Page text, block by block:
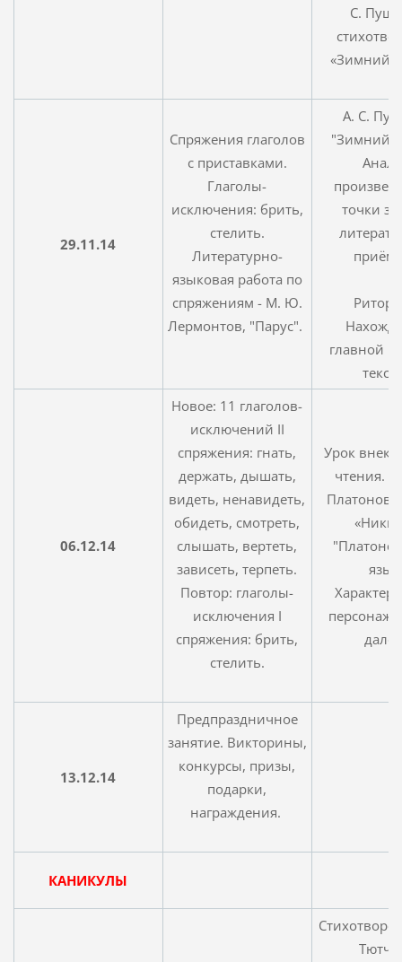
С.
«Зимний
29.11.14
Спряжения глаголов
с приставками.
Глаголы-
исключения: брить,
стелить.
Литературно-
языковая работа по
спряжениям - М. Ю.
Лермонтов, "Парус".
А. С.
"Зимний
точки
главной
06.12.14
Новое: 11 глаголов-
исключений II
спряжения: гнать,
держать, дышать,
видеть, ненавидеть,
обидеть, смотреть,
слышать, вертеть,
зависеть, терпеть.
Повтор: глаголы-
исключения I
спряжения: брить,
стелить.
Урок
чтения.
Платонов,
13.12.14
Предпраздничное
занятие. Викторины,
конкурсы, призы,
подарки,
награждения.
КАНИКУЛЫ